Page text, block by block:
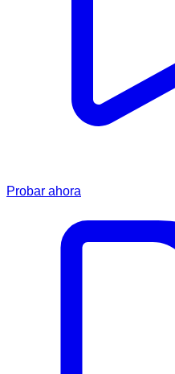
Probar ahora